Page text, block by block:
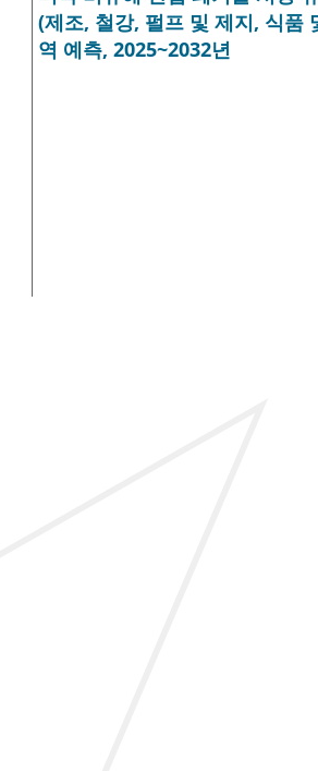
(제조, 철강, 펄프 및 제지, 식품
역 예측, 2025~2032년